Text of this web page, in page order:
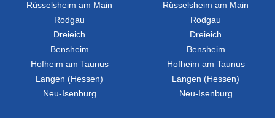
Rüsselsheim am Main
Rodgau
Dreieich
Bensheim
Hofheim am Taunus
Langen (Hessen)
Neu-Isenburg
Rüsselsheim am Main
Rodgau
Dreieich
Bensheim
Hofheim am Taunus
Langen (Hessen)
Neu-Isenburg